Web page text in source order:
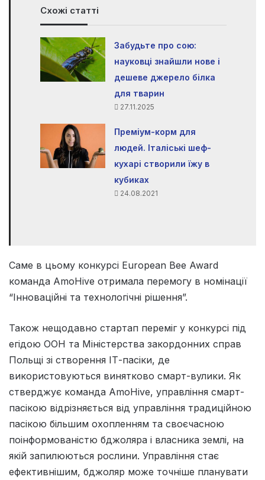
Схожі статті
Забудьте про сою:
науковці знайшли нове і
дешеве джерело білка
для тварин
27.11.2025
Преміум-корм для
людей. Італіські шеф-
кухарі створили їжу в
кубиках
24.08.2021
Саме в цьому конкурсі European Bee Award
команда AmoHive отримала перемогу в номінації
“Інноваційні та технологічні рішення”.
Також нещодавно стартап переміг у конкурсі під
егідою ООН та Міністерства закордонних справ
Польщі зі створення ІТ-пасіки, де
використовуються винятково смарт-вулики. Як
стверджує команда AmoHive, управління смарт-
пасікою відрізняється від управління традиційною
пасікою більшим охопленням та своєчасною
поінформованістю бджоляра і власника землі, на
якій запилюються рослини. Управління стає
ефективнішим, бджоляр може точніше планувати